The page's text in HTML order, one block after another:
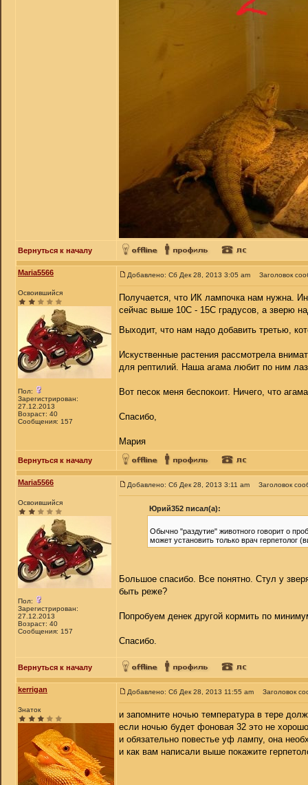
Вернуться к началу
Maria5566
Освоившийся
Пол:
Зарегистрирован:
27.12.2013
Возраст: 40
Сообщения: 157
Добавлено: Сб Дек 28, 2013 3:05 am Заголовок
Получается, что ИК лампочка нам нужна.
сейчас выше 10С - 15С градусов, а зверю
Выходит, что нам надо добавить третью,
Искуственные растения рассмотрела
для рептилий. Наша агама любит по ним
Вот песок меня беспокоит. Ничего, что
Спасибо,
Мария
Вернуться к началу
Maria5566
Освоившийся
Пол:
Зарегистрирован:
27.12.2013
Возраст: 40
Сообщения: 157
Добавлено: Сб Дек 28, 2013 3:11 am Заголовок
Юрий352 писал(а):
Обычно "раздутие" животного говорит о
может установить только врач герпетолог
Большое спасибо. Все понятно. Стул у
быть реже?
Попробуем денек другой кормить по
Спасибо.
Вернуться к началу
kerrigan
Знаток
Добавлено: Сб Дек 28, 2013 11:55 am Заголовок
и запомните ночью температура в тере
если ночью будет фоновая 32 это не
и обязательно повестье уф лампу, она
и как вам написали выше покажите